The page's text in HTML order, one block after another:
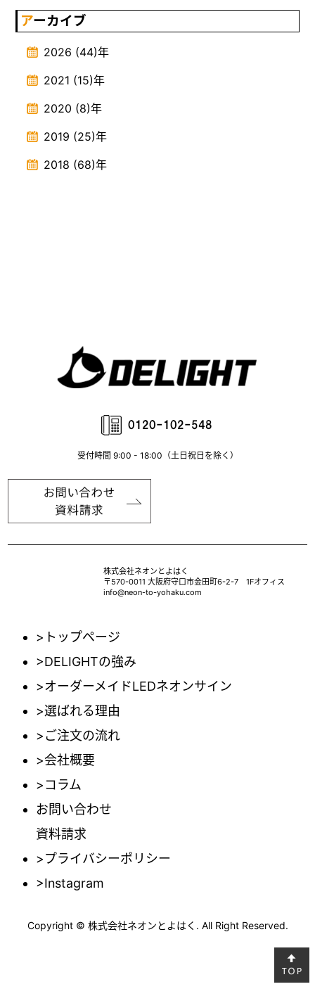
アーカイブ
2026 (44)年
2021 (15)年
2020 (8)年
2019 (25)年
2018 (68)年
受付時間 9:00 - 18:00（土日祝日を除く）
株式会社ネオンとよはく
〒570-0011 大阪府守口市金田町6-2-7 1Fオフィス
info@neon-to-yohaku.com
>トップページ
>DELIGHTの強み
>オーダーメイドLEDネオンサイン
>選ばれる理由
>ご注文の流れ
>会社概要
>コラム
お問い合わせ
資料請求
>プライバシーポリシー
>Instagram
Copyright © 株式会社ネオンとよはく. All Right Reserved.